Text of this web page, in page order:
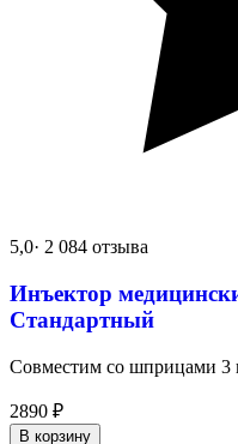
5,0· 2 084 отзыва
Инъектор
Стандартный
Совместим со шприцами 3
2890 ₽
В корзину